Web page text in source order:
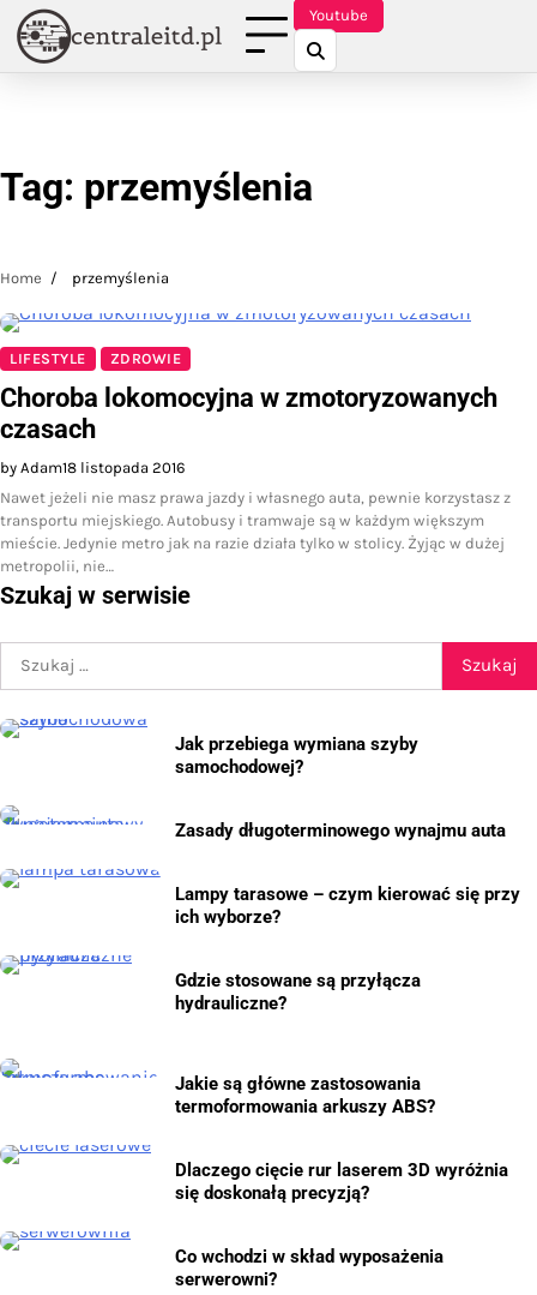
Skip
content
Youtube
Tag: przemyślenia
Home przemyślenia
LIFESTYLE ZDROWIE
Choroba lokomocyjna w zmotoryzowanych
czasach
by Adam18 listopada 2016
Nawet jeżeli nie masz prawa jazdy i własnego auta, pewnie korzystasz z
transportu miejskiego. Autobusy i tramwaje są w każdym większym
mieście. Jedynie metro jak na razie działa tylko w stolicy. Żyjąc w dużej
metropolii, nie…
Szukaj w serwisie
Szukaj:
Jak przebiega wymiana szyby
samochodowej?
Zasady długoterminowego wynajmu auta
Lampy tarasowe – czym kierować się przy
ich wyborze?
Gdzie stosowane są przyłącza
hydrauliczne?
Jakie są główne zastosowania
termoformowania arkuszy ABS?
Dlaczego cięcie rur laserem 3D wyróżnia
się doskonałą precyzją?
Co wchodzi w skład wyposażenia
serwerowni?